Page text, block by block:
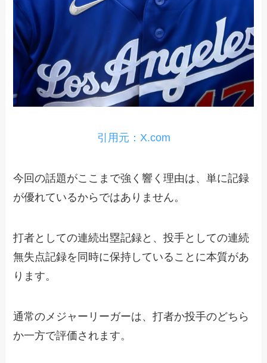
引用元：X.com
今回の話題がここまで強く響く理由は、単に記録
が優れているからではありません。
打者としての連続出塁記録と、投手としての連続
無失点記録を同時に保持していることに本質があ
ります。
通常のメジャーリーガーは、打者か投手のどちら
か一方で評価されます。